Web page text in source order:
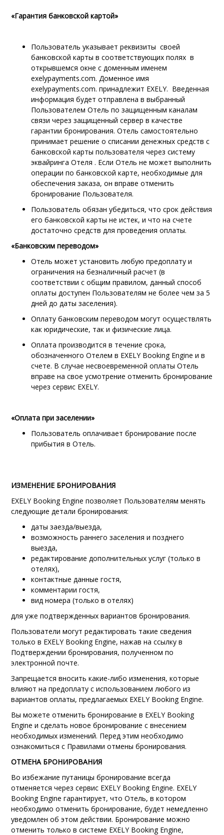
«Гарантия банковской картой»
Пользователь указывает реквизиты своей
банковской карты в соответствующих полях в
открывшемся окне с доменным именем
exelypayments.com. Доменное имя
exelypayments.com. принадлежит EXELY. Введенная
информация будет отправлена в выбранный
Пользователем Отель по защищенным каналам
связи через защищенный сервер в качестве
гарантии бронирования. Отель самостоятельно
принимает решение о списании денежных средств с
банковской карты пользователя через систему
эквайринга Отеля . Если Отель не может выполнить
операции по банковской карте, необходимые для
обеспечения заказа, он вправе отменить
бронирование Пользователя.
Пользователь обязан убедиться, что срок действия
его банковской карты не истек, и что на счете
достаточно средств для проведения оплаты.
«Банковским переводом»
Отель может установить любую предоплату и
ограничения на безналичный расчет (в
соответствии с общим правилом, данный способ
оплаты доступен Пользователям не более чем за 5
дней до даты заселения).
Оплату банковским переводом могут осуществлять
как юридические, так и физические лица.
Оплата производится в течение срока,
обозначенного Отелем в EXELY Booking Engine и в
счете. В случае несвоевременной оплаты Отель
вправе на свое усмотрение отменить бронирование
через сервис EXELY.
«Оплата при заселении»
Пользователь оплачивает бронирование после
прибытия в Отель.
ИЗМЕНЕНИЕ БРОНИРОВАНИЯ
EXELY Booking Engine позволяет Пользователям менять
следующие детали бронирования:
даты заезда/выезда,
возможность раннего заселения и позднего
выезда,
редактирование дополнительных услуг (только в
отелях),
контактные данные гостя,
комментарии гостя,
вид номера (только в отелях)
для уже подтвержденных вариантов бронирования.
Пользователи могут редактировать такие сведения
только в EXELY Booking Engine, нажав на ссылку в
Подтверждении бронирования, полученном по
электронной почте.
Запрещается вносить какие-либо изменения, которые
влияют на предоплату с использованием любого из
вариантов оплаты, предлагаемых EXELY Booking Engine.
Вы можете отменить бронирование в EXELY Booking
Engine и сделать новое бронирование с внесением
необходимых изменений. Перед этим необходимо
ознакомиться с Правилами отмены бронирования.
ОТМЕНА БРОНИРОВАНИЯ
Во избежание путаницы бронирование всегда
отменяется через сервис EXELY Booking Engine. EXELY
Booking Engine гарантирует, что Отель, в котором
необходимо отменить бронирование, будет немедленно
уведомлен об этом действии. Бронирование можно
отменить только в системе EXELY Booking Engine,